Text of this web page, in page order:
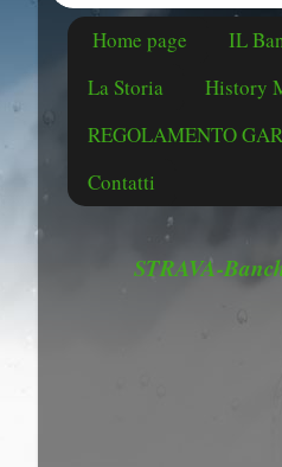
Home page IL
La Storia
History
REGOLAMENTO
Contatti
STRAVA-